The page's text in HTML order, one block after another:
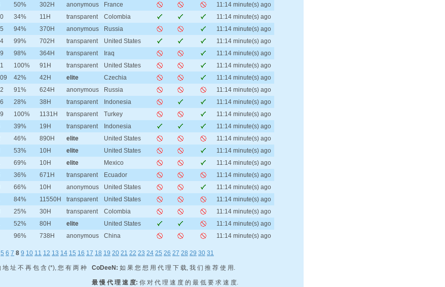
50% 302H anonymous France
11:14 minute(s) ago
34% 11H transparent Colombia
11:14 minute(s) ago
94% 370H anonymous Russia
11:14 minute(s) ago
99% 702H transparent United States
11:14 minute(s) ago
98% 364H transparent Iraq
11:14 minute(s) ago
100% 91H transparent United States
11:14 minute(s) ago
42% 42H elite Czechia
11:14 minute(s) ago
91% 624H anonymous Russia
11:14 minute(s) ago
28% 38H transparent Indonesia
11:14 minute(s) ago
100% 1131H transparent Turkey
11:14 minute(s) ago
39% 19H transparent Indonesia
11:14 minute(s) ago
46% 890H elite United States
11:14 minute(s) ago
53% 10H elite United States
11:14 minute(s) ago
69% 10H elite Mexico
11:14 minute(s) ago
36% 671H transparent Ecuador
11:14 minute(s) ago
66% 10H anonymous United States
11:14 minute(s) ago
84% 11550H transparent United States
11:14 minute(s) ago
25% 30H transparent Colombia
11:14 minute(s) ago
52% 80H elite United States
11:14 minute(s) ago
96% 738H anonymous China 11:14 minute(s) ago
5 6 7 8 9 10 11 12 13 14 15 16 17 18 19 20 21 22 23 24 25 26 27 28 29 30 31
址 不 再 包 含 (*), 您 有 两 种
CoDeeN: 如 果 您 想 用 代 理 下 载, 我 们 推 荐 使 用.
最 慢 代 理 速 度: 你 对 代 理 速 度 的 最 低 要 求 速 度.